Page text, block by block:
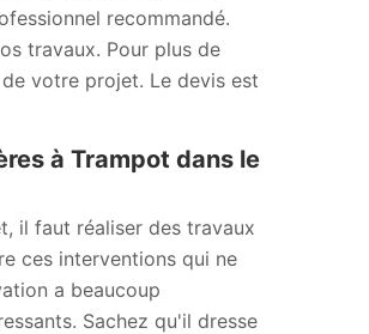
recommandé.
travaux. Pour plus de
votre projet. Le devis est
à Trampot dans le
il faut réaliser des travaux
ces interventions qui ne
a beaucoup
Sachez qu'il dresse